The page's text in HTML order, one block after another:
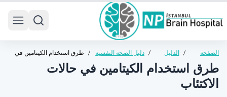
الصفحة
الرئيسية
/ الدليل
/ دليل الصحة النفسية
للبالغين
/
طرق استخدام الكيتامين في
حالات الاكتئاب
طرق استخدام الكيتامين في حالات
الاكتئاب